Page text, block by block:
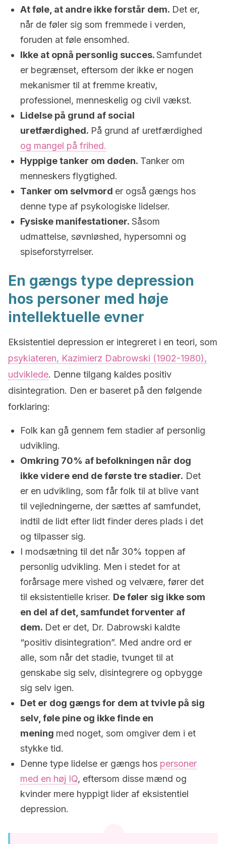
At føle, at andre ikke forstår dem. Det er,
når de føler sig som fremmede i verden,
foruden at føle ensomhed.
Ikke at opnå personlig succes.Samfundet
er begrænset, eftersom der ikke er nogen
mekanismer til at fremme kreativ,
professionel, menneskelig og civil vækst.
Lidelse på grund af social
uretfærdighed. På grund af uretfærdighed
og mangel på frihed.
Hyppige tanker om døden. Tanker om
menneskers flygtighed.
Tanker om selvmord er også gængs hos
denne type af psykologiske lidelser.
Fysiske manifestationer. Såsom
udmattelse, søvnløshed, hypersomni og
spiseforstyrrelser.
En gængs type depression
hos personer med høje
intellektuelle evner
Eksistentiel depression er integreret i en teori, som
psykiateren, Kazimierz Dabrowski (1902-1980),
udviklede. Denne tilgang kaldes positiv
disintegration. Den er baseret på den følgende
forklaring:
Folk kan gå gennem fem stadier af personlig
udvikling.
Omkring 70% af befolkningen når dog
ikke videre end de første tre stadier. Det
er en udvikling, som får folk til at blive vant
til vejledningerne, der sættes af samfundet,
indtil de lidt efter lidt finder deres plads i det
og tilpasser sig.
I modsætning til det når 30% toppen af
personlig udvikling. Men i stedet for at
forårsage mere vished og velvære, fører det
til eksistentielle kriser. De føler sig ikke som
en del af det, samfundet forventer af
dem. Det er det, Dr. Dabrowski kaldte
“positiv disintegration”. Med andre ord er
alle, som når det stadie, tvunget til at
genskabe sig selv, disintegrere og opbygge
sig selv igen.
Det er dog gængs for dem at tvivle på sig
selv, føle pine og ikke finde en
mening med noget, som omgiver dem i et
stykke tid.
Denne type lidelse er gængs hos personer
med en høj IQ, eftersom disse mænd og
kvinder mere hyppigt lider af eksistentiel
depression.